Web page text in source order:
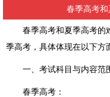
春季高考
春季高考和夏季高考的
季高考，具体体现在以下方
一、考试科目与内容范
春季高考：